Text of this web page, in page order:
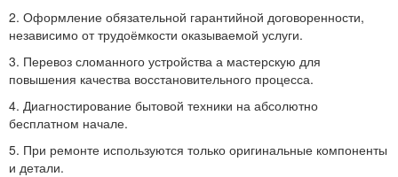
2. Оформление обязательной гарантийной договоренности,
независимо от трудоёмкости оказываемой услуги.
3. Перевоз сломанного устройства а мастерскую для
повышения качества восстановительного процесса.
4. Диагностирование бытовой техники на абсолютно
бесплатном начале.
5. При ремонте используются только оригинальные компоненты
и детали.